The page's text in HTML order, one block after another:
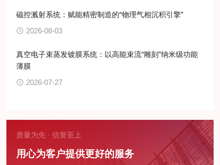
磁控溅射系统：赋能精密制造的“物理气相沉积引擎”
2026-08-03
真空电子束蒸发镀膜系统：以高能束流“雕刻”纳米级功能
薄膜
2026-07-27
质量为先 · 信誉至上
用心为客户提供更好的服务